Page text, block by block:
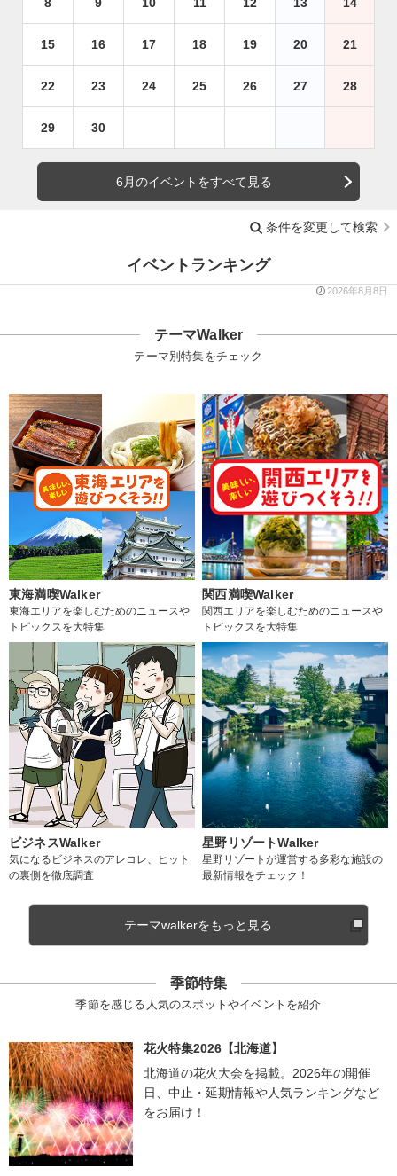
15 16 17 18 19 20 21
22 23 24 25 26 27 28
29 30
6月のイベントをすべて見る
条件を変更して検索
イベントランキング
2026年8月8日
テーマWalker
テーマ別特集をチェック
東海満喫Walker
東海エリアを楽しむためのニュースや
トピックスを大特集
関西満喫Walker
関西エリアを楽しむためのニュースや
トピックスを大特集
ビジネスWalker
気になるビジネスのアレコレ、ヒット
の裏側を徹底調査
星野リゾートWalker
星野リゾートが運営する多彩な施設の
最新情報をチェック！
テーマwalkerをもっと見る
季節特集
季節を感じる人気のスポットやイベントを紹介
花火特集2026【北海道】
北海道の花火大会を掲載。2026年の開催
日、中止・延期情報や人気ランキングなど
をお届け！